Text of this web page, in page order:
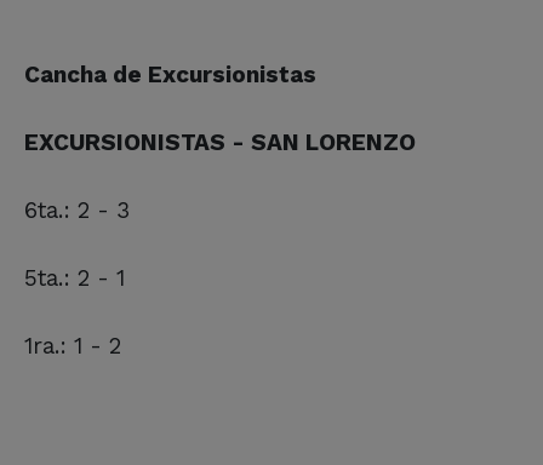
Cancha de Excursionistas
EXCURSIONISTAS - SAN LORENZO
6ta.: 2 - 3
5ta.: 2 - 1
1ra.: 1 - 2